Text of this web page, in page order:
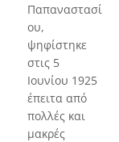
Παπαναστασί
ου,
ψηφίστηκε
στις 5
Ιουνίου 1925
έπειτα από
πολλές και
μακρές